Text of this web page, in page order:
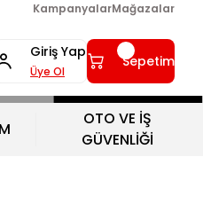
KampanyalarMağazalar
Giriş Yap
Üye Ol
Sepetim
OTO VE İŞ
GÜVENLİĞİ